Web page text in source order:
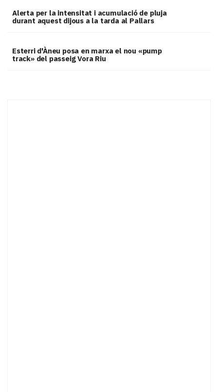
Alerta per la intensitat i acumulació de pluja
durant aquest dijous a la tarda al Pallars
Esterri d'Àneu posa en marxa el nou «pump
track» del passeig Vora Riu